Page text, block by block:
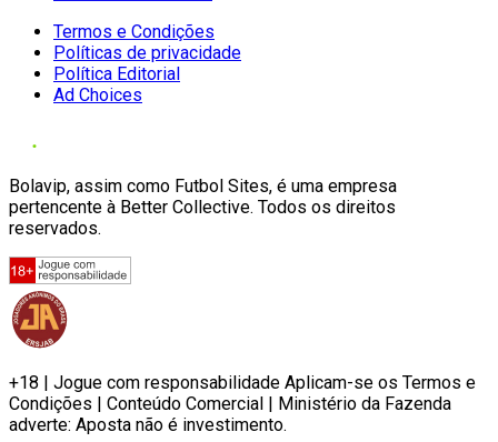
Termos e Condições
Políticas de privacidade
Política Editorial
Ad Choices
Bolavip, assim como Futbol Sites, é uma empresa
pertencente à Better Collective. Todos os direitos
reservados.
+18 | Jogue com responsabilidade Aplicam-se os Termos e
Condições | Conteúdo Comercial | Ministério da Fazenda
adverte: Aposta não é investimento.